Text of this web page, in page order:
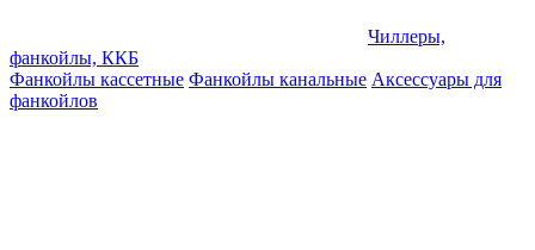
Чиллеры,
фанкойлы, ККБ
Фанкойлы кассетные Фанкойлы канальные Аксессуары для
фанкойлов